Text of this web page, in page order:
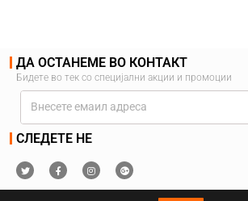
ДА ОСТАНЕМЕ ВО КОНТАКТ
Бидете во тек со специјални акции и промоции
СЛЕДЕТЕ НЕ